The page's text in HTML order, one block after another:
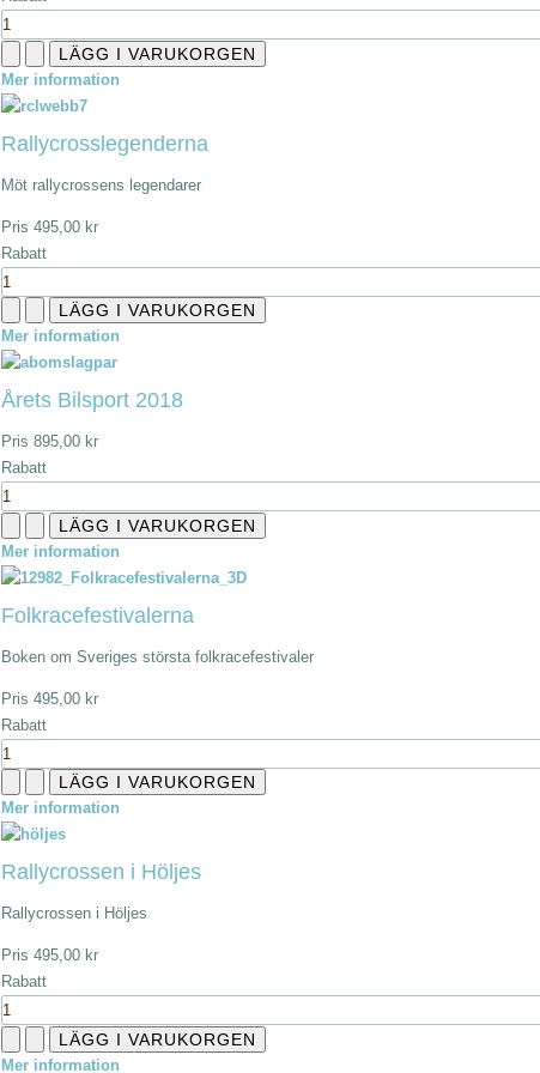
Mer information
Rallycrosslegenderna
Möt rallycrossens legendarer
Pris 495,00 kr
Rabatt
Mer information
Årets Bilsport 2018
Pris 895,00 kr
Rabatt
Mer information
Folkracefestivalerna
Boken om Sveriges största folkracefestivaler
Pris 495,00 kr
Rabatt
Mer information
Rallycrossen i Höljes
Rallycrossen i Höljes
Pris 495,00 kr
Rabatt
Mer information